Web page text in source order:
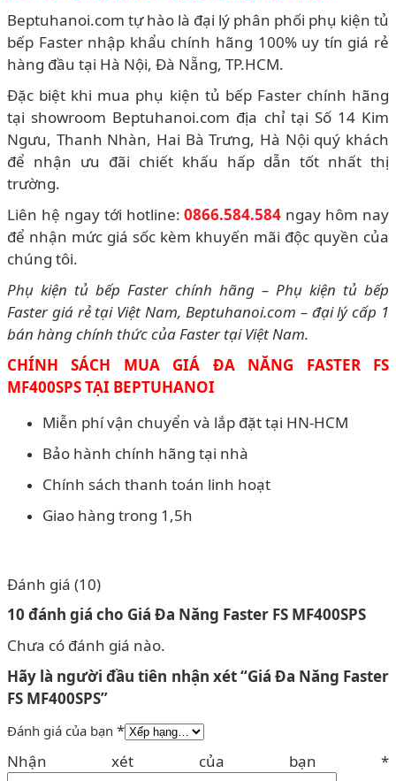
Beptuhanoi.com tự hào là đại lý phân phối phụ kiện tủ
bếp Faster nhập khẩu chính hãng 100% uy tín giá rẻ
hàng đầu tại Hà Nội, Đà Nẵng, TP.HCM.
Đặc biệt khi mua phụ kiện tủ bếp Faster chính hãng
tại showroom Beptuhanoi.com địa chỉ tại Số 14 Kim
Ngưu, Thanh Nhàn, Hai Bà Trưng, Hà Nội quý khách
để nhận ưu đãi chiết khấu hấp dẫn tốt nhất thị
trường.
Liên hệ ngay tới hotline:0866.584.584 ngay hôm nay
để nhận mức giá sốc kèm khuyến mãi độc quyền của
chúng tôi.
Phụ kiện tủ bếp Faster chính hãng – Phụ kiện tủ bếp
Faster giá rẻ tại Việt Nam, Beptuhanoi.com – đại lý cấp 1
bán hàng chính thức của Faster tại Việt Nam.
CHÍNH SÁCH MUA GIÁ ĐA NĂNG FASTER FS
MF400SPS TẠI BEPTUHANOI
Miễn phí vận chuyển và lắp đặt tại HN-HCM
Bảo hành chính hãng tại nhà
Chính sách thanh toán linh hoạt
Giao hàng trong 1,5h
Đánh giá (10)
10 đánh giá cho Giá Đa Năng Faster FS MF400SPS
Chưa có đánh giá nào.
Hãy là người đầu tiên nhận xét “Giá Đa Năng Faster
FS MF400SPS”
Đánh giá của bạn *
Nhận xét của bạn *